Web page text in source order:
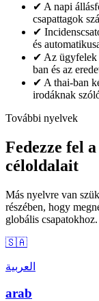
✔ A napi
csapattagok
✔
és
✔ Az ügyfelek
ban és az
✔ A thai-ban
irodáknak
További nyelvek
Fedezze fel
céloldalait
Más nyelvre van
részében, hogy
globális csapatokhoz.
🇸🇦
العربية
arab